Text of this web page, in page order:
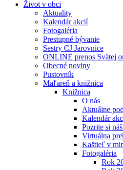
Život v obci
Aktuality
Kalendár akcií
Fotogaléria
Prestupné bývanie
Sestry CJ Jarovnice
ONLINE prenos Svätej
Obecné noviny
Pustovník
Maľareň a knižnica
Knižnica
O nás
Aktuálne
Kalendár
Pozrite si
Virtuálna
Kaštieľ v
Fotogaléria
Rok